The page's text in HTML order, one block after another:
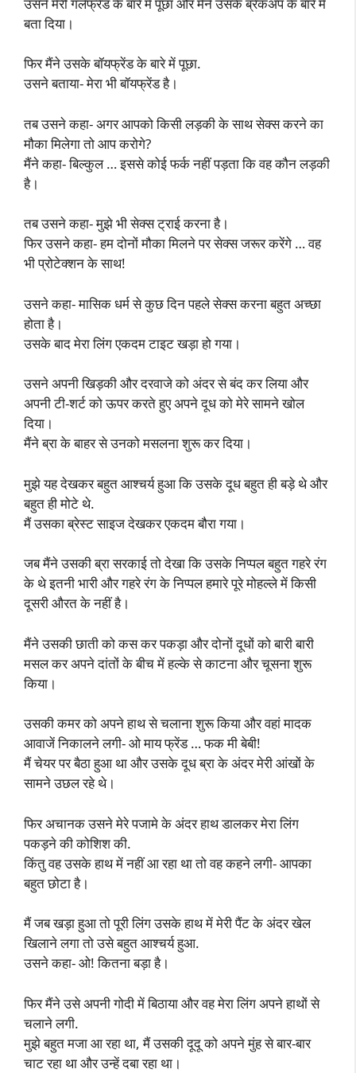
बता दिया।
फिर मैंने उसके बॉयफ्रेंड के बारे में पूछा.
उसने बताया- मेरा भी बॉयफ्रेंड है।
तब उसने कहा- अगर आपको किसी लड़की के साथ सेक्स करने का
मौका मिलेगा तो आप करोगे?
मैंने कहा- बिल्कुल … इससे कोई फर्क नहीं पड़ता कि वह कौन लड़की
है।
तब उसने कहा- मुझे भी सेक्स ट्राई करना है।
फिर उसने कहा- हम दोनों मौका मिलने पर सेक्स जरूर करेंगे … वह
भी प्रोटेक्शन के साथ!
उसने कहा- मासिक धर्म से कुछ दिन पहले सेक्स करना बहुत अच्छा
होता है।
उसके बाद मेरा लिंग एकदम टाइट खड़ा हो गया।
उसने अपनी खिड़की और दरवाजे को अंदर से बंद कर लिया और
अपनी टी-शर्ट को ऊपर करते हुए अपने दूध को मेरे सामने खोल
दिया।
मैंने ब्रा के बाहर से उनको मसलना शुरू कर दिया।
मुझे यह देखकर बहुत आश्चर्य हुआ कि उसके दूध बहुत ही बड़े थे और
बहुत ही मोटे थे.
मैं उसका ब्रेस्ट साइज देखकर एकदम बौरा गया।
जब मैंने उसकी ब्रा सरकाई तो देखा कि उसके निप्पल बहुत गहरे रंग
के थे इतनी भारी और गहरे रंग के निप्पल हमारे पूरे मोहल्ले में किसी
दूसरी औरत के नहीं है।
मैंने उसकी छाती को कस कर पकड़ा और दोनों दूधों को बारी बारी
मसल कर अपने दांतों के बीच में हल्के से काटना और चूसना शुरू
किया।
उसकी कमर को अपने हाथ से चलाना शुरू किया और वहां मादक
आवाजें निकालने लगी- ओ माय फ्रेंड … फक मी बेबी!
मैं चेयर पर बैठा हुआ था और उसके दूध ब्रा के अंदर मेरी आंखों के
सामने उछल रहे थे।
फिर अचानक उसने मेरे पजामे के अंदर हाथ डालकर मेरा लिंग
पकड़ने की कोशिश की.
किंतु वह उसके हाथ में नहीं आ रहा था तो वह कहने लगी- आपका
बहुत छोटा है।
मैं जब खड़ा हुआ तो पूरी लिंग उसके हाथ में मेरी पैंट के अंदर खेल
खिलाने लगा तो उसे बहुत आश्चर्य हुआ.
उसने कहा- ओ! कितना बड़ा है।
फिर मैंने उसे अपनी गोदी में बिठाया और वह मेरा लिंग अपने हाथों से
चलाने लगी.
मुझे बहुत मजा आ रहा था, मैं उसकी दूदू को अपने मुंह से बार-बार
चाट रहा था और उन्हें दबा रहा था।